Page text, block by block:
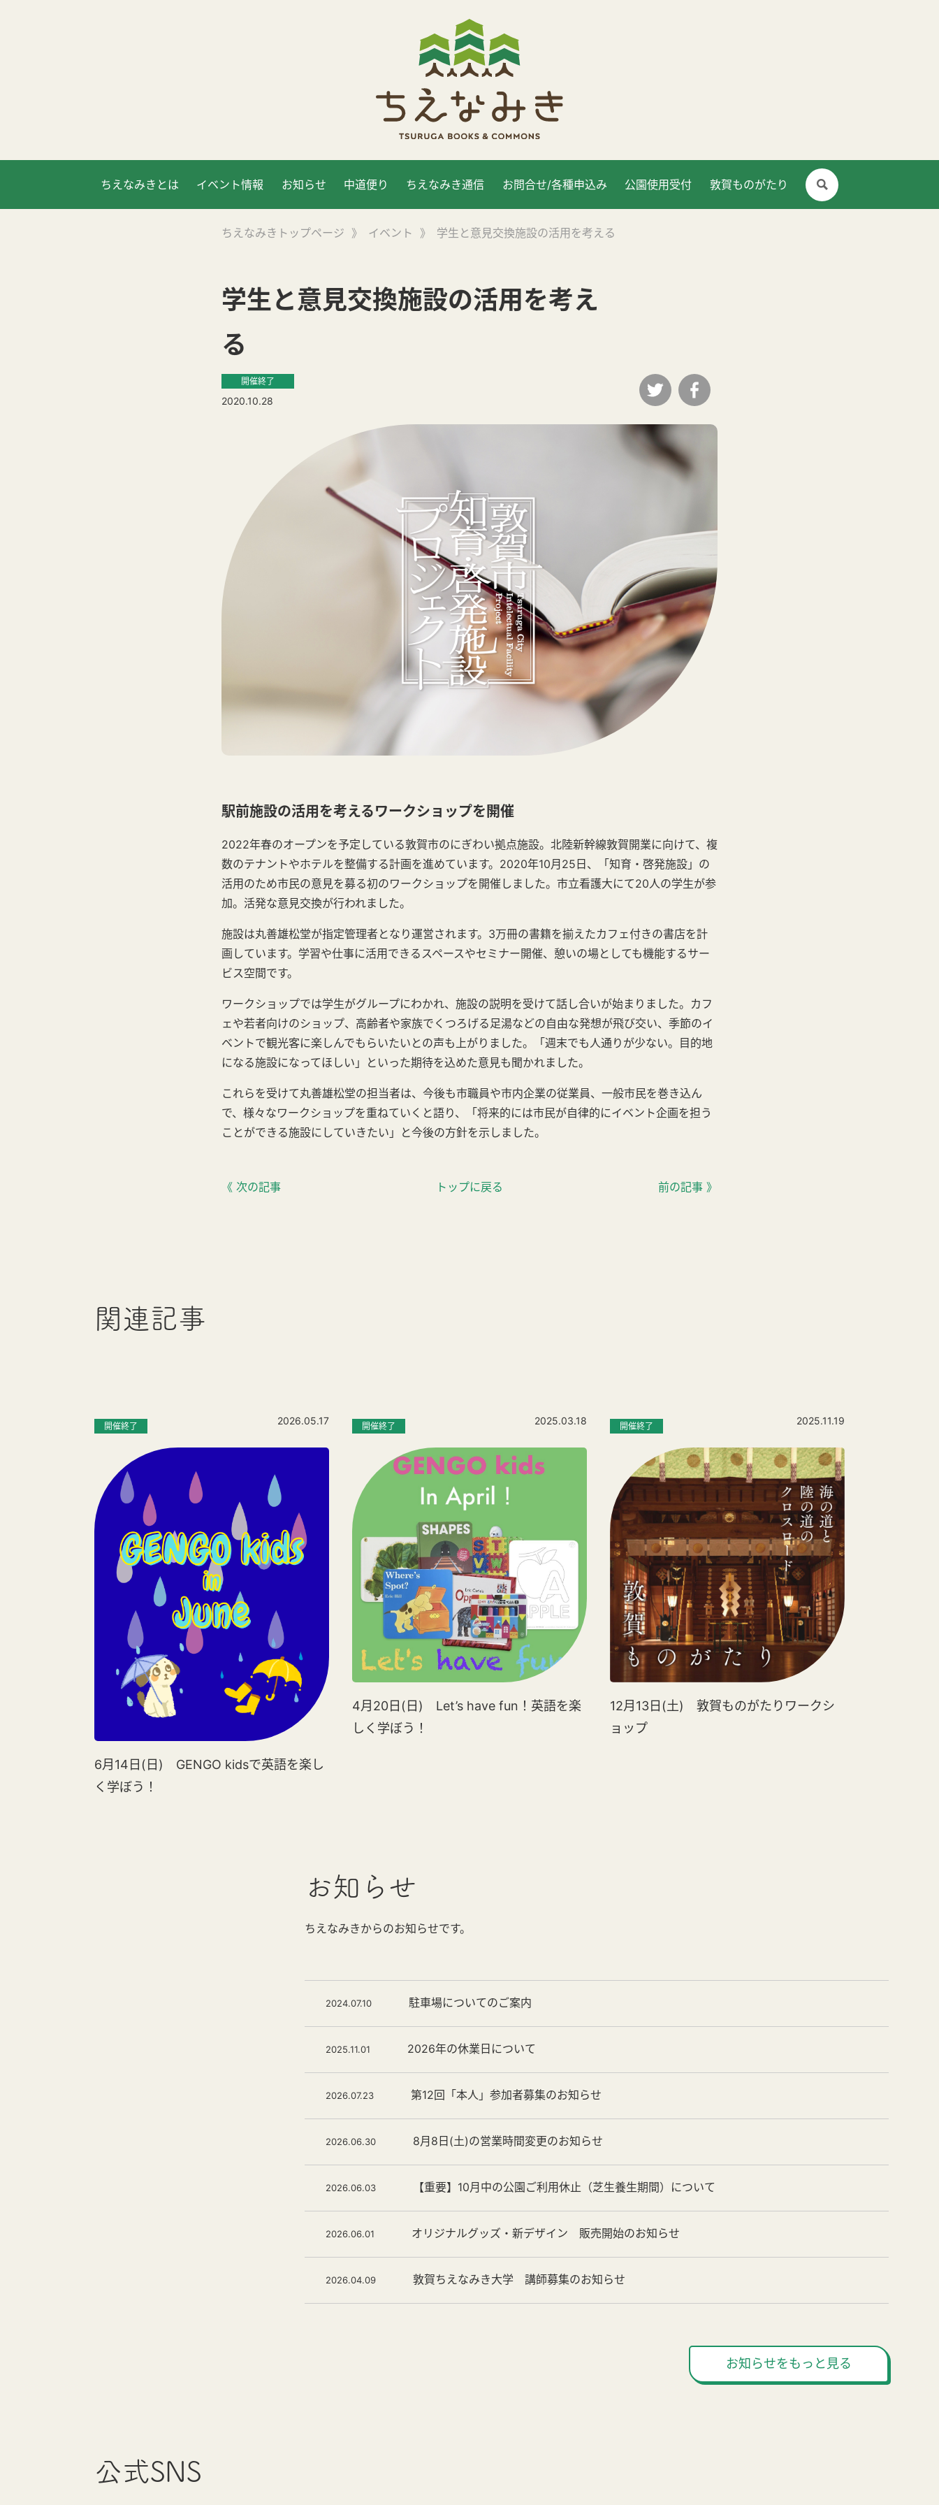
ちえなみきとは イベント情報 お知らせ 中道便り ちえなみき通信 お問合せ/各種申込み 公園使用受付 敦賀ものがたり
ちえなみきトップページ 》 イベント 》 学生と意見交換施設の活用を考える
学生と意見交換施設の活用を考え
る
開催終了
2020.10.28
駅前施設の活用を考えるワークショップを開催
2022年春のオープンを予定している敦賀市のにぎわい拠点施設。北陸新幹線敦賀開業に向けて、複
数のテナントやホテルを整備する計画を進めています。2020年10月25日、「知育・啓発施設」の
活用のため市民の意見を募る初のワークショップを開催しました。市立看護大にて20人の学生が参
加。活発な意見交換が行われました。
施設は丸善雄松堂が指定管理者となり運営されます。3万冊の書籍を揃えたカフェ付きの書店を計
画しています。学習や仕事に活用できるスペースやセミナー開催、憩いの場としても機能するサー
ビス空間です。
ワークショップでは学生がグループにわかれ、施設の説明を受けて話し合いが始まりました。カフ
ェや若者向けのショップ、高齢者や家族でくつろげる足湯などの自由な発想が飛び交い、季節のイ
ベントで観光客に楽しんでもらいたいとの声も上がりました。「週末でも人通りが少ない。目的地
になる施設になってほしい」といった期待を込めた意見も聞かれました。
これらを受けて丸善雄松堂の担当者は、今後も市職員や市内企業の従業員、一般市民を巻き込ん
で、様々なワークショップを重ねていくと語り、「将来的には市民が自律的にイベント企画を担う
ことができる施設にしていきたい」と今後の方針を示しました。
《 次の記事 トップに戻る 前の記事 》
関連記事
開催終了 2026.05.17
6月14日(日) GENGO kidsで英語を楽し
く学ぼう！
開催終了 2025.03.18
4月20日(日) Let’s have fun！英語を楽
しく学ぼう！
開催終了 2025.11.19
12月13日(土) 敦賀ものがたりワークシ
ョップ
お知らせ
ちえなみきからのお知らせです。
2024.07.10 駐車場についてのご案内
2025.11.01 2026年の休業日について
2026.07.23 第12回「本人」参加者募集のお知らせ
2026.06.30 8月8日(土)の営業時間変更のお知らせ
2026.06.03 【重要】10月中の公園ご利用休止（芝生養生期間）について
2026.06.01 オリジナルグッズ・新デザイン 販売開始のお知らせ
2026.04.09 敦賀ちえなみき大学 講師募集のお知らせ
お知らせをもっと見る
公式SNS